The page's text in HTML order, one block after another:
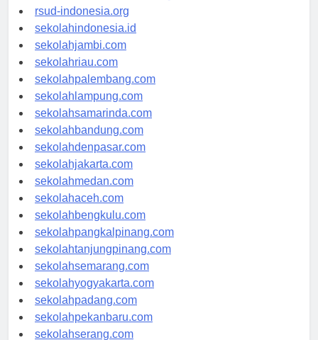
rsudkisaran-asahankab.org
rsud-indonesia.org
sekolahindonesia.id
sekolahjambi.com
sekolahriau.com
sekolahpalembang.com
sekolahlampung.com
sekolahsamarinda.com
sekolahbandung.com
sekolahdenpasar.com
sekolahjakarta.com
sekolahmedan.com
sekolahaceh.com
sekolahbengkulu.com
sekolahpangkalpinang.com
sekolahtanjungpinang.com
sekolahsemarang.com
sekolahyogyakarta.com
sekolahpadang.com
sekolahpekanbaru.com